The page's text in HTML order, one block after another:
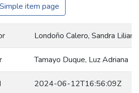
Simple item page
Londoño Calero, Sandra Liliana
Tamayo Duque, Luz Adriana
2024-06-12T16:56:09Z